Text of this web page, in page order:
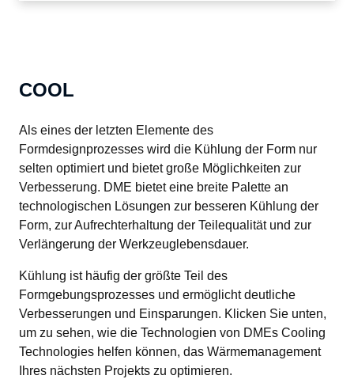
COOL
Als eines der letzten Elemente des
Formdesignprozesses wird die Kühlung der Form nur
selten optimiert und bietet große Möglichkeiten zur
Verbesserung. DME bietet eine breite Palette an
technologischen Lösungen zur besseren Kühlung der
Form, zur Aufrechterhaltung der Teilequalität und zur
Verlängerung der Werkzeuglebensdauer.
Kühlung ist häufig der größte Teil des
Formgebungsprozesses und ermöglicht deutliche
Verbesserungen und Einsparungen. Klicken Sie unten,
um zu sehen, wie die Technologien von DMEs Cooling
Technologies helfen können, das Wärmemanagement
Ihres nächsten Projekts zu optimieren.